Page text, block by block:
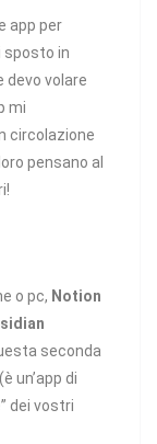
app per
sposto in
devo volare
mi
circolazione
pensano al
o pc, Notion
seconda
un’app di
dei vostri